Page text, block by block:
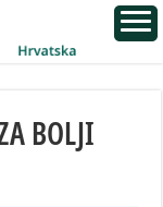
BOLJI